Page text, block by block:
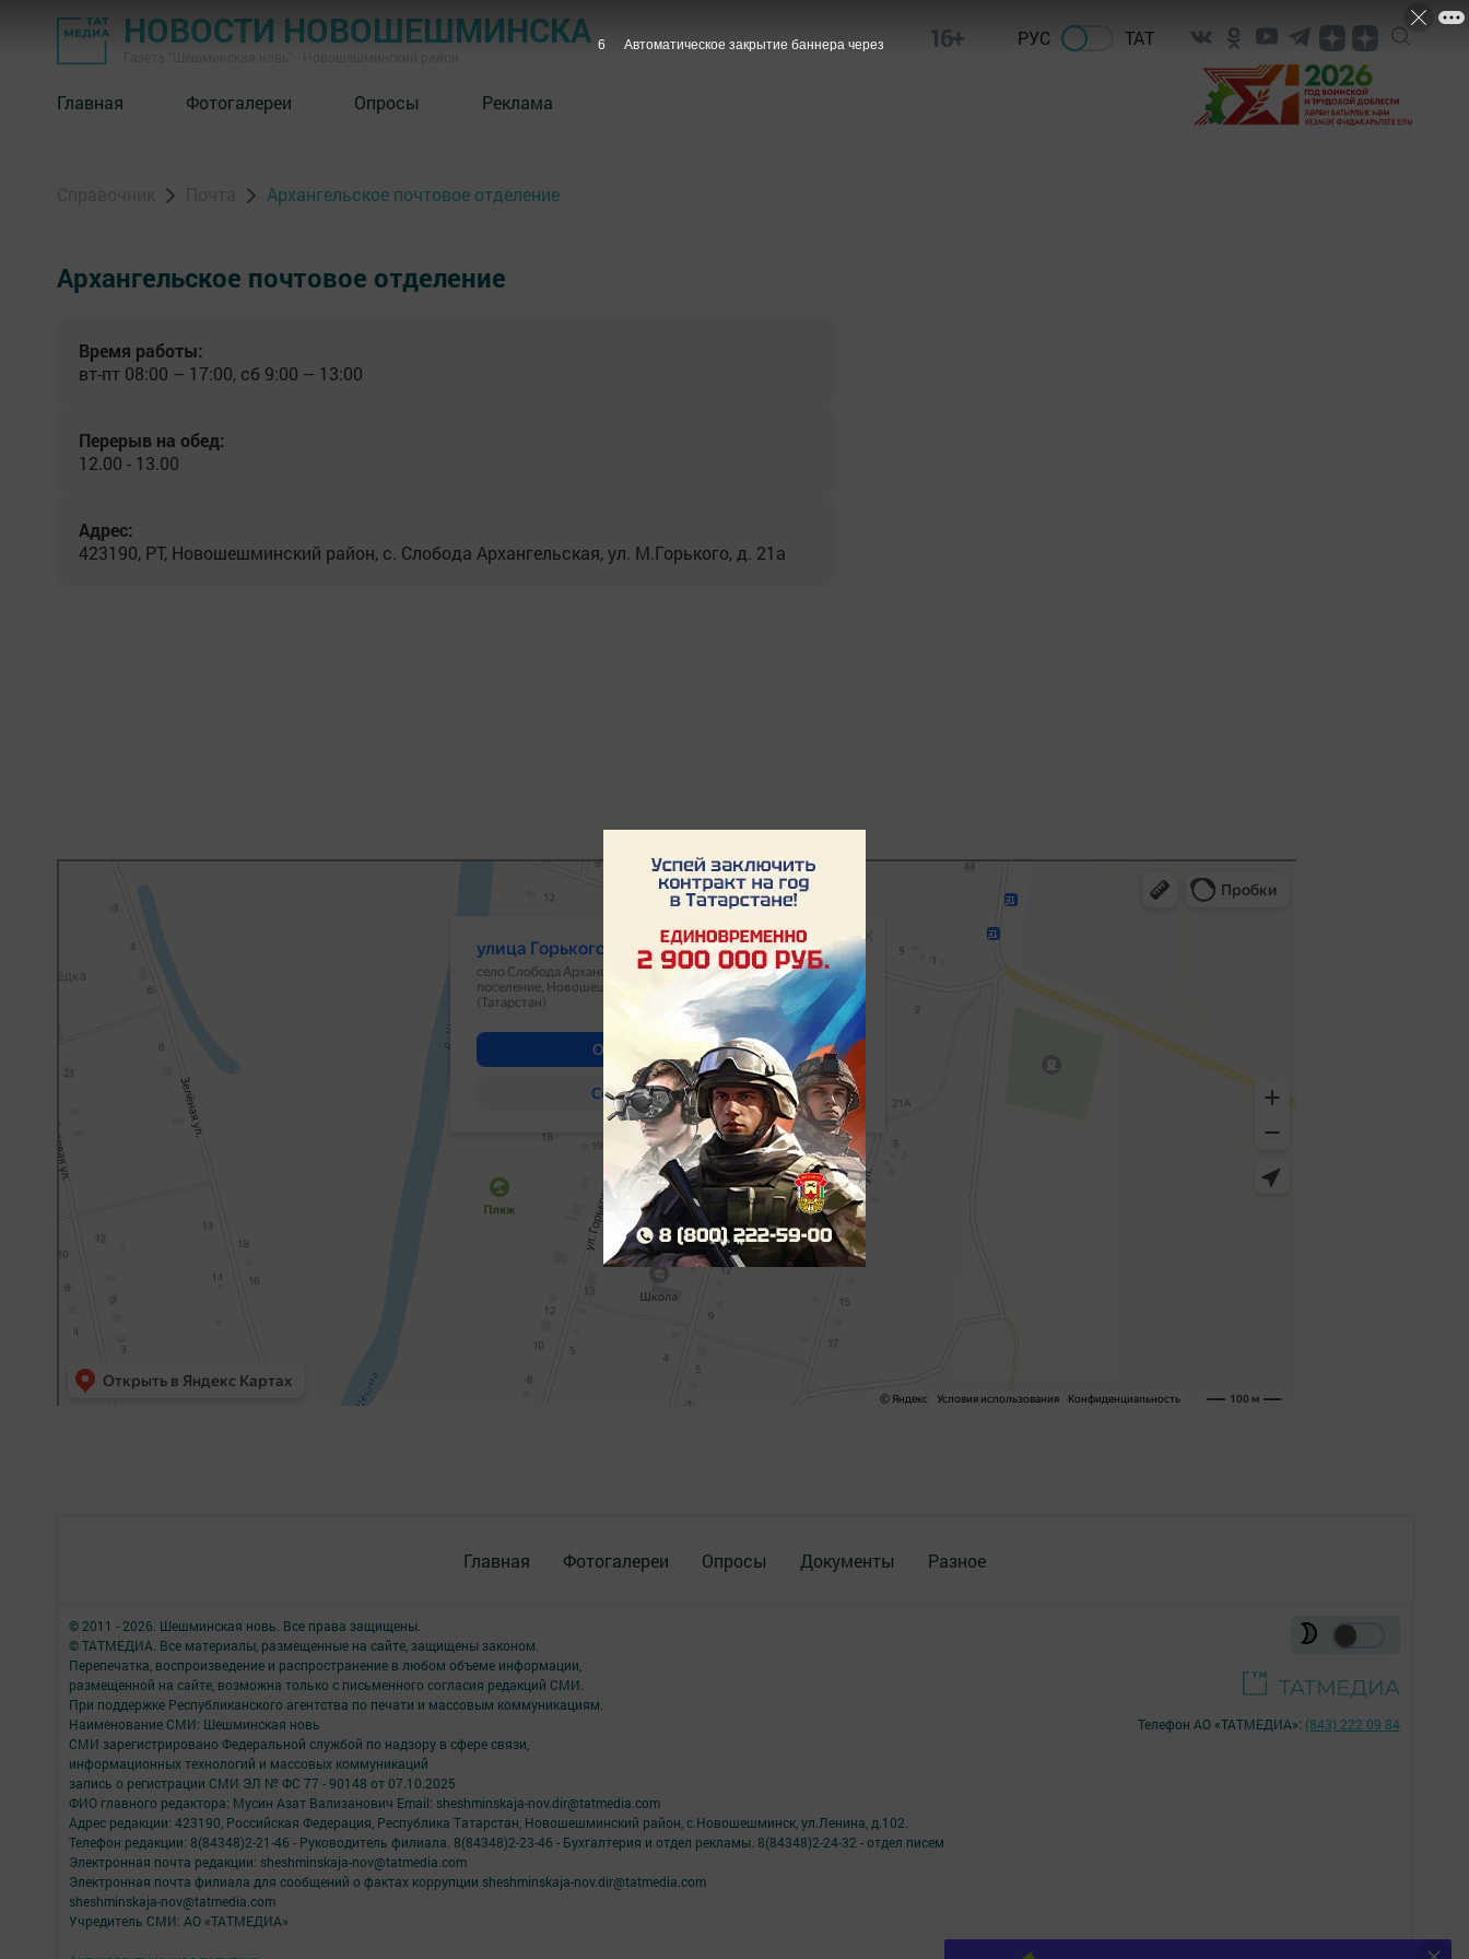
НОВОСТИ НОВОШЕШМИНСКА 16+ РУС ТАТ
Главная Фотогалереи Опросы Реклама
Архангельское почтовое отделение
Архангельское почтовое отделение
Время работы:
вт-пт 08:00 – 17:00, сб 9:00 – 13:00
Перерыв на обед:
12.00 - 13.00
Адрес:
423190, РТ, Новошешминский район, с. Слобода Архангельская, ул. М.Горького, д. 21а
Главная Фотогалереи Опросы Документы Разное
© 2011 - 2026. Шешминская новь. Все права защищены.
© ТАТМЕДИА. Все материалы, размещенные на сайте, защищены законом.
Перепечатка, воспроизведение и распространение в любом объеме информации,
размещенной на сайте, возможна только с письменного согласия редакций СМИ.
При поддержке Республиканского агентства по печати и массовым коммуникациям.
Наименование СМИ: Шешминская новь
СМИ зарегистрировано Федеральной службой по надзору в сфере связи,
информационных технологий и массовых коммуникаций
запись о регистрации СМИ ЭЛ № ФС 77 - 90148 от 07.10.2025
ФИО главного редактора: Мусин Азат Вализанович Email: sheshminskaja-nov.dir@tatmedia.com
Адрес редакции: 423190, Российская Федерация, Республика Татарстан, Новошешминский район, с.Новошешминск, ул.Ленина, д.102.
Телефон редакции: 8(84348)2-21-46 - Руководитель филиала. 8(84348)2-23-46 - Бухгалтерия и отдел рекламы. 8(84348)2-24-32 - отдел писем
Электронная почта редакции: sheshminskaja-nov@tatmedia.com
Электронная почта филиала для сообщений о фактах коррупции sheshminskaja-nov.dir@tatmedia.com
sheshminskaja-nov@tatmedia.com
Учредитель СМИ: АО «ТАТМЕДИА»
Телефон АО «ТАТМЕДИА»: (843) 222 09 84
6 Автоматическое закрытие баннера через